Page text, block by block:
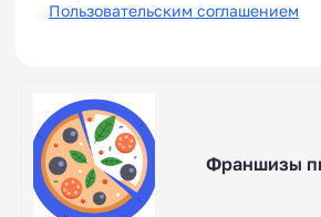
Пользовательским соглашением
Франшизы